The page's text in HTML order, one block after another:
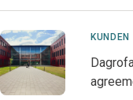
KUNDEN